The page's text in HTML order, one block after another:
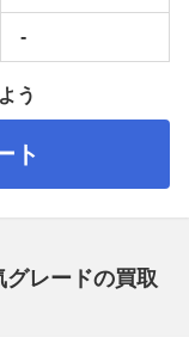
-
う
ト
レードの買取